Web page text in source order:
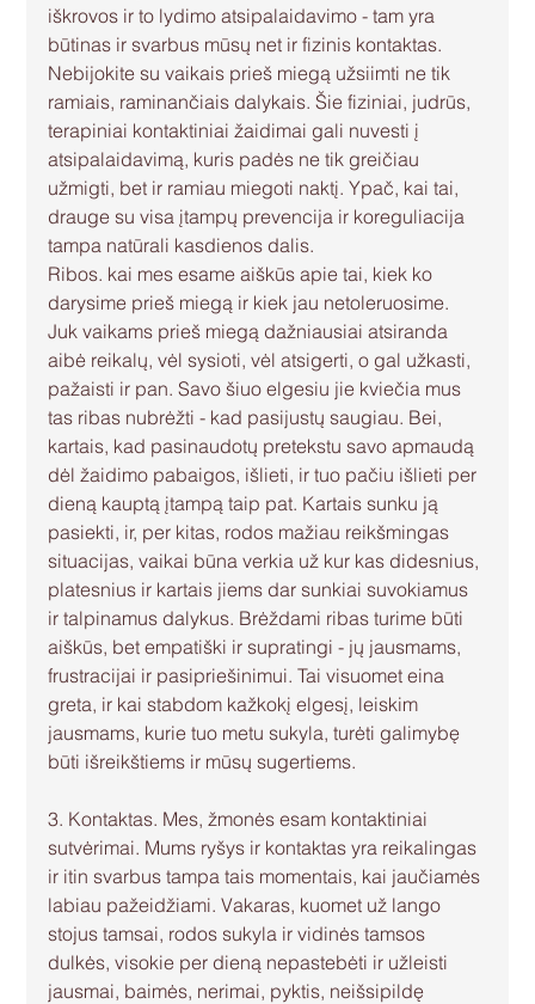
iškrovos ir to lydimo atsipalaidavimo - tam yra
būtinas ir svarbus mūsų net ir fizinis kontaktas.
Nebijokite su vaikais prieš miegą užsiimti ne tik
ramiais, raminančiais dalykais. Šie fiziniai, judrūs,
terapiniai kontaktiniai žaidimai gali nuvesti į
atsipalaidavimą, kuris padės ne tik greičiau
užmigti, bet ir ramiau miegoti naktį. Ypač, kai tai,
drauge su visa įtampų prevencija ir koreguliacija
tampa natūrali kasdienos dalis.
Ribos. kai mes esame aiškūs apie tai, kiek ko
darysime prieš miegą ir kiek jau netoleruosime.
Juk vaikams prieš miegą dažniausiai atsiranda
aibė reikalų, vėl sysioti, vėl atsigerti, o gal užkasti,
pažaisti ir pan. Savo šiuo elgesiu jie kviečia mus
tas ribas nubrėžti - kad pasijustų saugiau. Bei,
kartais, kad pasinaudotų pretekstu savo apmaudą
dėl žaidimo pabaigos, išlieti, ir tuo pačiu išlieti per
dieną kauptą įtampą taip pat. Kartais sunku ją
pasiekti, ir, per kitas, rodos mažiau reikšmingas
situacijas, vaikai būna verkia už kur kas didesnius,
platesnius ir kartais jiems dar sunkiai suvokiamus
ir talpinamus dalykus. Brėždami ribas turime būti
aiškūs, bet empatiški ir supratingi - jų jausmams,
frustracijai ir pasipriešinimui. Tai visuomet eina
greta, ir kai stabdom kažkokį elgesį, leiskim
jausmams, kurie tuo metu sukyla, turėti galimybę
būti išreikštiems ir mūsų sugertiems.
3. Kontaktas. Mes, žmonės esam kontaktiniai
sutvėrimai. Mums ryšys ir kontaktas yra reikalingas
ir itin svarbus tampa tais momentais, kai jaučiamės
labiau pažeidžiami. Vakaras, kuomet už lango
stojus tamsai, rodos sukyla ir vidinės tamsos
dulkės, visokie per dieną nepastebėti ir užleisti
jausmai, baimės, nerimai, pyktis, neišsipildę